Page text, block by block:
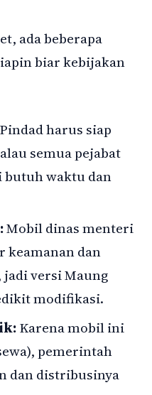
ada beberapa
biar kebijakan
Pindad harus siap
semua pejabat
butuh waktu dan
Mobil dinas menteri
keamanan dan
versi Maung
modifikasi.
Karena mobil ini
pemerintah
dan distribusinya